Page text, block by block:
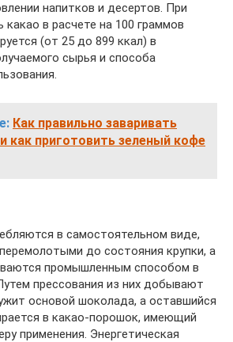
напитков и десертов. При
какао в расчете на 100 граммов
(от 25 до 899 ккал) в
сырья и способа
Как правильно заваривать
как приготовить зеленый кофе
в самостоятельном виде,
до состояния крупки, а
промышленным способом в
прессования из них добывают
основой шоколада, а оставшийся
в какао-порошок, имеющий
применения. Энергетическая